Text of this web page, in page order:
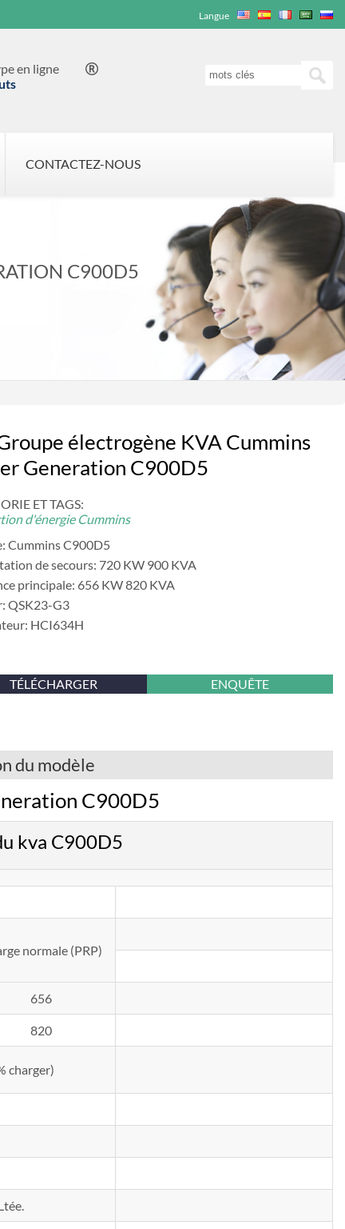
Langue
en ligne

CONTACTEZ-NOUS
C900D5
électrogène KVA Cummins
Generation C900D5
ET ​​TAGS:
d'énergie Cummins
Cummins C900D5
de secours: 720 KW 900 KVA
principale: 656 KW 820 KVA
QSK23-G3
HCI634H
TÉLÉCHARGER ENQUÊTE
du modèle
C900D5
kva C900D5
normale (PRP)
656
820
charger)